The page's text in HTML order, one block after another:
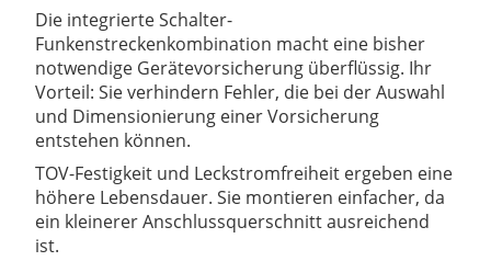
Die integrierte Schalter-
Funkenstreckenkombination macht eine bisher
notwendige Gerätevorsicherung überflüssig. Ihr
Vorteil: Sie verhindern Fehler, die bei der Auswahl
und Dimensionierung einer Vorsicherung
entstehen können.
TOV-Festigkeit und Leckstromfreiheit ergeben eine
höhere Lebensdauer. Sie montieren einfacher, da
ein kleinerer Anschlussquerschnitt ausreichend
ist.